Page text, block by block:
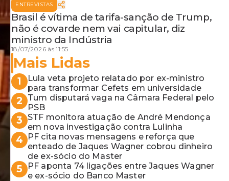
ENTREVISTAS
Brasil é vítima de tarifa-sanção de Trump,
não é covarde nem vai capitular, diz
ministro da Indústria
18/07/2026 às 11:55
Mais Lidas
1
Lula veta projeto relatado por ex-ministro
para transformar Cefets em universidade
2
Tum disputará vaga na Câmara Federal pelo
PSB
3
STF monitora atuação de André Mendonça
em nova investigação contra Lulinha
4
PF cita novas mensagens e reforça que
enteado de Jaques Wagner cobrou dinheiro
de ex-sócio do Master
5
PF aponta 74 ligações entre Jaques Wagner
e ex-sócio do Banco Master